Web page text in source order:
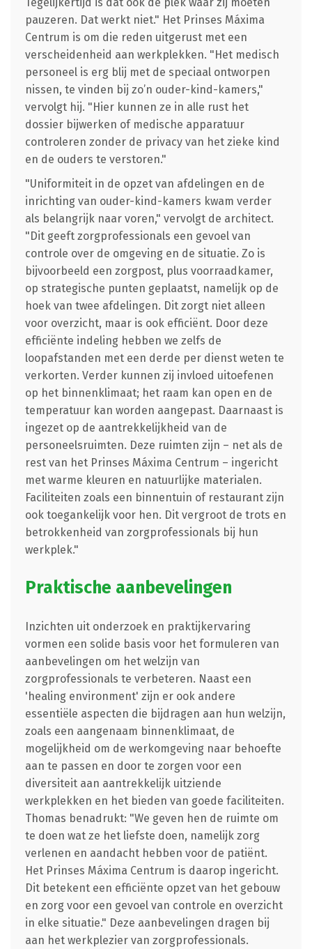
pauzeren. Dat werkt niet." Het Prinses Máxima
Centrum is om die reden uitgerust met een
verscheidenheid aan werkplekken. "Het medisch
personeel is erg blij met de speciaal ontworpen
nissen, te vinden bij zo’n ouder-kind-kamers,"
vervolgt hij. "Hier kunnen ze in alle rust het
dossier bijwerken of medische apparatuur
controleren zonder de privacy van het zieke kind
en de ouders te verstoren."
"Uniformiteit in de opzet van afdelingen en de
inrichting van ouder-kind-kamers kwam verder
als belangrijk naar voren," vervolgt de architect.
"Dit geeft zorgprofessionals een gevoel van
controle over de omgeving en de situatie. Zo is
bijvoorbeeld een zorgpost, plus voorraadkamer,
op strategische punten geplaatst, namelijk op de
hoek van twee afdelingen. Dit zorgt niet alleen
voor overzicht, maar is ook efficiënt. Door deze
efficiënte indeling hebben we zelfs de
loopafstanden met een derde per dienst weten te
verkorten. Verder kunnen zij invloed uitoefenen
op het binnenklimaat; het raam kan open en de
temperatuur kan worden aangepast. Daarnaast is
ingezet op de aantrekkelijkheid van de
personeelsruimten. Deze ruimten zijn – net als de
rest van het Prinses Máxima Centrum – ingericht
met warme kleuren en natuurlijke materialen.
Faciliteiten zoals een binnentuin of restaurant zijn
ook toegankelijk voor hen. Dit vergroot de trots en
betrokkenheid van zorgprofessionals bij hun
werkplek."
Praktische aanbevelingen
Inzichten uit onderzoek en praktijkervaring
vormen een solide basis voor het formuleren van
aanbevelingen om het welzijn van
zorgprofessionals te verbeteren. Naast een
'healing environment' zijn er ook andere
essentiële aspecten die bijdragen aan hun welzijn,
zoals een aangenaam binnenklimaat, de
mogelijkheid om de werkomgeving naar behoefte
aan te passen en door te zorgen voor een
diversiteit aan aantrekkelijk uitziende
werkplekken en het bieden van goede faciliteiten.
Thomas benadrukt: "We geven hen de ruimte om
te doen wat ze het liefste doen, namelijk zorg
verlenen en aandacht hebben voor de patiënt.
Het Prinses Máxima Centrum is daarop ingericht.
Dit betekent een efficiënte opzet van het gebouw
en zorg voor een gevoel van controle en overzicht
in elke situatie." Deze aanbevelingen dragen bij
aan het werkplezier van zorgprofessionals.